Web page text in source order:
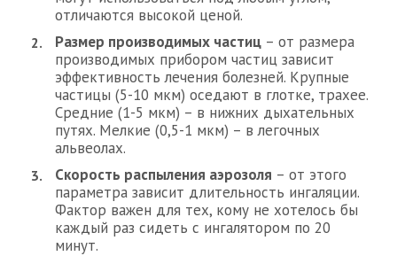
отличаются высокой ценой.
Размер производимых частиц – от размера
производимых прибором частиц зависит
эффективность лечения болезней. Крупные
частицы (5-10 мкм) оседают в глотке, трахее.
Средние (1-5 мкм) – в нижних дыхательных
путях. Мелкие (0,5-1 мкм) – в легочных
альвеолах.
Скорость распыления аэрозоля – от этого
параметра зависит длительность ингаляции.
Фактор важен для тех, кому не хотелось бы
каждый раз сидеть с ингалятором по 20
минут.